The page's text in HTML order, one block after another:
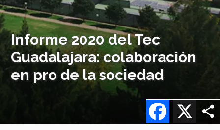
Informe 2020 del Tec
Guadalajara: colaboración
en pro de la sociedad
X
Facebook